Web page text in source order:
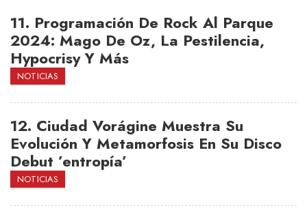
11. Programación De Rock Al Parque
2024: Mago De Oz, La Pestilencia,
Hypocrisy Y Más
NOTICIAS
12. Ciudad Vorágine Muestra Su
Evolución Y Metamorfosis En Su Disco
Debut ’entropía’
NOTICIAS